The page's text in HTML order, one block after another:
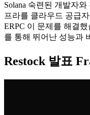
Solana 숙련된 개발자
프라를 클라우드 공급
ERPC 이 문제를 해결
를 통해 뛰어난 성능과
Restock 발표